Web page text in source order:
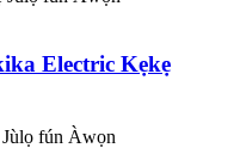
Electric Kẹkẹ